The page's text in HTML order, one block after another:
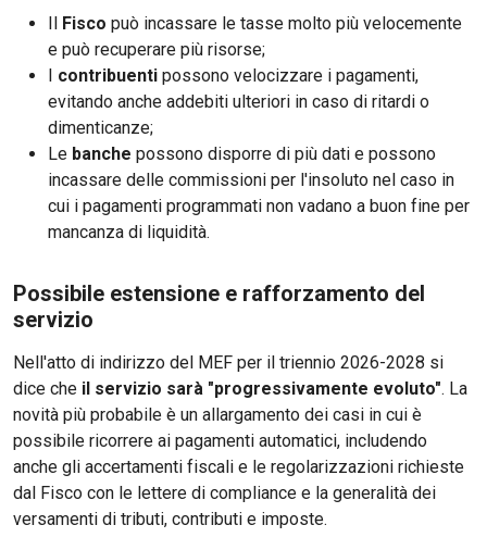
Il Fisco può incassare le tasse molto più velocemente
e può recuperare più risorse;
I contribuenti possono velocizzare i pagamenti,
evitando anche addebiti ulteriori in caso di ritardi o
dimenticanze;
Le banche possono disporre di più dati e possono
incassare delle commissioni per l'insoluto nel caso in
cui i pagamenti programmati non vadano a buon fine per
mancanza di liquidità.
Possibile estensione e rafforzamento del
servizio
Nell'atto di indirizzo del MEF per il triennio 2026-2028 si
dice che il servizio sarà "progressivamente evoluto". La
novità più probabile è un allargamento dei casi in cui è
possibile ricorrere ai pagamenti automatici, includendo
anche gli accertamenti fiscali e le regolarizzazioni richieste
dal Fisco con le lettere di compliance e la generalità dei
versamenti di tributi, contributi e imposte.